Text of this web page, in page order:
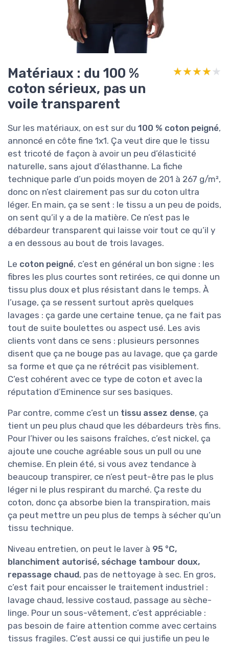
Matériaux : du 100 %
coton sérieux, pas un
voile transparent
★★★★★
★★★★★
Sur les matériaux, on est sur du 100 % coton peigné,
annoncé en côte fine 1x1. Ça veut dire que le tissu
est tricoté de façon à avoir un peu d’élasticité
naturelle, sans ajout d’élasthanne. La fiche
technique parle d’un poids moyen de 201 à 267 g/m²,
donc on n’est clairement pas sur du coton ultra
léger. En main, ça se sent : le tissu a un peu de poids,
on sent qu’il y a de la matière. Ce n’est pas le
débardeur transparent qui laisse voir tout ce qu’il y
a en dessous au bout de trois lavages.
Le coton peigné, c’est en général un bon signe : les
fibres les plus courtes sont retirées, ce qui donne un
tissu plus doux et plus résistant dans le temps. À
l’usage, ça se ressent surtout après quelques
lavages : ça garde une certaine tenue, ça ne fait pas
tout de suite boulettes ou aspect usé. Les avis
clients vont dans ce sens : plusieurs personnes
disent que ça ne bouge pas au lavage, que ça garde
sa forme et que ça ne rétrécit pas visiblement.
C’est cohérent avec ce type de coton et avec la
réputation d’Eminence sur ses basiques.
Par contre, comme c’est un tissu assez dense, ça
tient un peu plus chaud que les débardeurs très fins.
Pour l’hiver ou les saisons fraîches, c’est nickel, ça
ajoute une couche agréable sous un pull ou une
chemise. En plein été, si vous avez tendance à
beaucoup transpirer, ce n’est peut-être pas le plus
léger ni le plus respirant du marché. Ça reste du
coton, donc ça absorbe bien la transpiration, mais
ça peut mettre un peu plus de temps à sécher qu’un
tissu technique.
Niveau entretien, on peut le laver à 95 °C,
blanchiment autorisé, séchage tambour doux,
repassage chaud, pas de nettoyage à sec. En gros,
c’est fait pour encaisser le traitement industriel :
lavage chaud, lessive costaud, passage au sèche-
linge. Pour un sous-vêtement, c’est appréciable :
pas besoin de faire attention comme avec certains
tissus fragiles. C’est aussi ce qui justifie un peu le